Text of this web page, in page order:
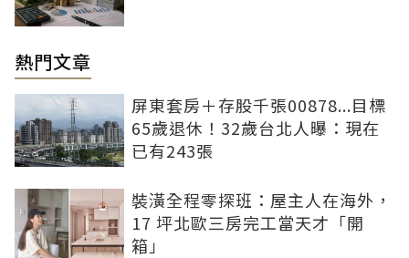
熱門文章
屏東套房＋存股千張00878...目標
65歲退休！32歲台北人曝：現在
已有243張
裝潢全程零探班：屋主人在海外，
17 坪北歐三房完工當天才「開
箱」